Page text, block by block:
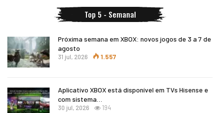
Top 5 - Semanal
Próxima semana em XBOX: novos jogos de 3 a 7 de
agosto
31 jul, 2026 1.557
Aplicativo XBOX está disponível em TVs Hisense e
com sistema…
30 jul, 2026 194